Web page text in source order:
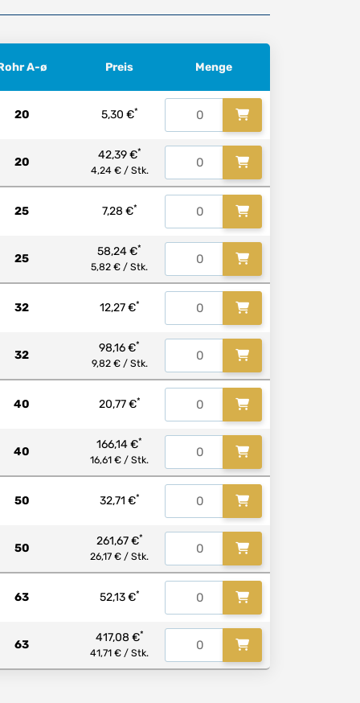
A-ø Preis Menge
20 5,30 €*
20
42,39 €*
4,24 € / Stk.
25 7,28 €*
25
58,24 €*
5,82 € / Stk.
32 12,27 €*
32
98,16 €*
9,82 € / Stk.
40 20,77 €*
40
166,14 €*
16,61 € / Stk.
50 32,71 €*
50
261,67 €*
26,17 € / Stk.
63 52,13 €*
63
417,08 €*
41,71 € / Stk.